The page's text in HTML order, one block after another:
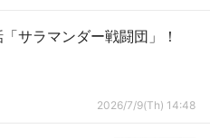
サラマンダー戦闘団」！
2026/7/9(Th) 14:48